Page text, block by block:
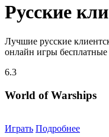
Русские
Лучшие русские
онлайн игры бесплатные
6.3
World of Warships
Играть Подробнее